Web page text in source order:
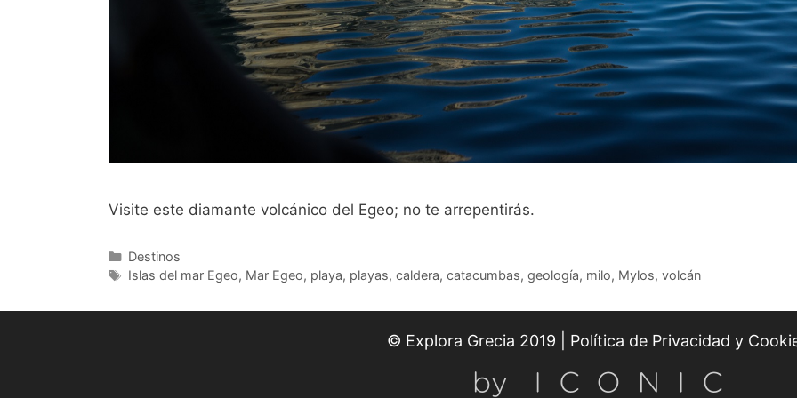
Visite este diamante volcánico del Egeo; no te arrepentirás.
Categorías
Destinos
Etiquetas
Islas del mar Egeo, Mar Egeo, playa, playas, caldera, catacumbas, geología, milo, Mylos, volcán
© Explora Grecia 2019 | Política de Privacidad y